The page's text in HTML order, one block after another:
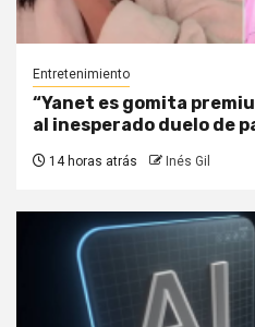
Entretenimiento
“Yanet es gomita
al inesperado duelo de
14 horas atrás Inés Gil